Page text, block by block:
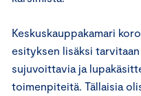
Keskuskauppakamari
esityksen lisäksi
sujuvoittavia ja
toimenpiteitä. Tällaisia